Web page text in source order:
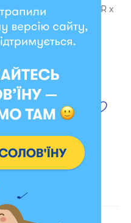
Блокнот в точку ORNER x
MALIUNOK «Все под
контролем»
299 грн
В наличии